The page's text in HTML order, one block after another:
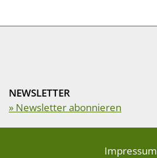
NEWSLETTER
» Newsletter abonnieren
Impressum